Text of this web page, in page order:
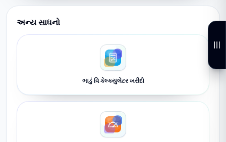
અન્ય સાધનો
ભાડું વિ કેલ્ક્યુલેટર ખરીદો